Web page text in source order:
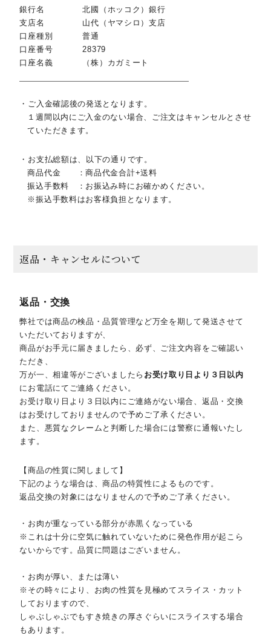
銀行名
北國（ホッコク）銀行
支店名
山代（ヤマシロ）支店
口座種別
普通
口座番号
28379
口座名義
（株）カガミート
ご入金確認後の発送となります。
１週間以内にご入金のない場合、ご注文はキャンセルとさせ
ていただきます。
お支払総額は、以下の通りです。
商品代金 ：商品代金合計+送料
振込手数料 ：お振込み時にお確かめください。
※振込手数料はお客様負担となります。
返品・キャンセルについて
返品・交換
弊社では商品の検品・品質管理など万全を期して発送させて
いただいておりますが、
商品がお手元に届きましたら、必ず、ご注文内容をご確認い
ただき、
万が一、相違等がございましたら お受け取り日より３日以内
にお電話にてご連絡ください。
お受け取り日より３日以内にご連絡がない場合、返品・交換
はお受けしておりませんので予めご了承ください。
また、悪質なクレームと判断した場合には警察に通報いたし
ます。
【商品の性質に関しまして】
下記のような場合は、商品の特質性によるものです。
返品交換の対象にはなりませんので予めご了承ください。
・お肉が重なっている部分が赤黒くなっている
※これは十分に空気に触れていないために発色作用が起こら
ないからです。品質に問題はございません。
・お肉が厚い、または薄い
※その時々により、お肉の性質を見極めてスライス・カット
しておりますので、
しゃぶしゃぶでもすき焼きの厚さぐらいにスライスする場合
もあります。